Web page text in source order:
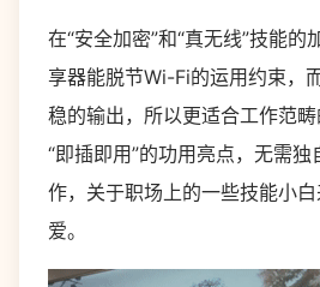
在“安全加密”和“真无线”技能的
享器能脱节Wi-Fi的运用约束，
稳的输出，所以更适合工作范
“即插即用”的功用亮点，无需
作，关于职场上的一些技能小
爱。